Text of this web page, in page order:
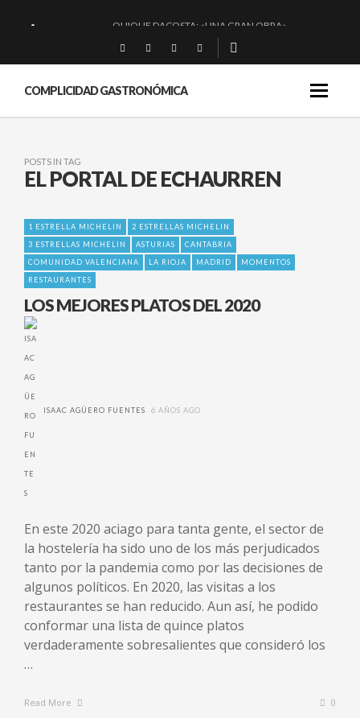
QUIQUE DACOSTA: «UNA GRAN OBRA»
EL BARUCO DE ANERO: MUCHO MÁS QUE UN BAR.
MONTIA: ESENCIAL Y BRILLANTE.
COMPLICIDAD GASTRONÓMICA
POSTS IN TAG
EL PORTAL DE ECHAURREN
1 ESTRELLA MICHELIN
2 ESTRELLAS MICHELIN
3 ESTRELLAS MICHELIN
ASTURIAS
CANTABRIA
COMUNIDAD VALENCIANA
LA RIOJA MADRID
MOMENTOS
RESTAURANTES
LOS MEJORES PLATOS DEL 2020
ISAAC AGÜERO FUENTES 6 AÑOS AGO
En este 2020 aciago para tanta gente, el sector de
la hostelería ha sido uno de los más perjudicados
tanto por la pandemia como por las decisiones de
algunos políticos. En 2020, las visitas a los
restaurantes se han reducido. Aun así, he podido
conformar una lista de quince platos
verdaderamente sobresalientes que consideró los
…
Read More 0